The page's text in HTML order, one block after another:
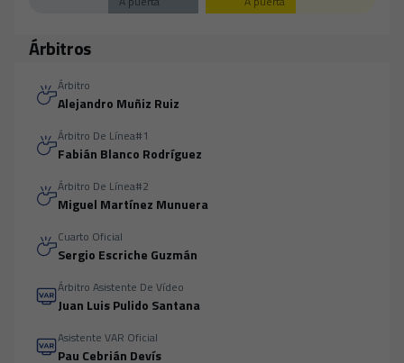
Árbitros
Árbitro
Alejandro Muñiz Ruiz
Árbitro De Línea#1
Fabián Blanco Rodríguez
Árbitro De Línea#2
Miguel Martínez Munuera
Cuarto Oficial
Sergio Escriche Guzmán
Árbitro Asistente De Vídeo
Juan Luis Pulido Santana
Asistente VAR Oficial
Pau Cebrián Devís